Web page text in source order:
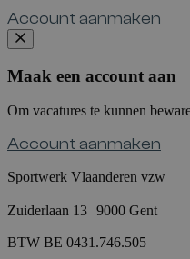
Account aanmaken
Maak een account aan
Om vacatures te kunnen
Account aanmaken
Sportwerk Vlaanderen vzw
Zuiderlaan 13 9000 Gent
BTW BE 0431.746.505